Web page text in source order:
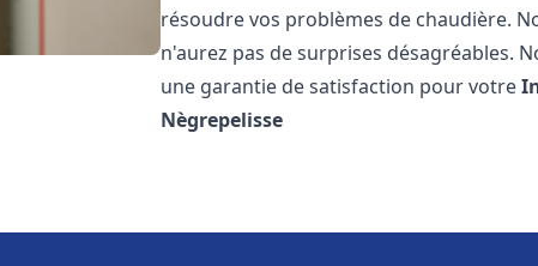
résoudre vos problèmes de chaudière.
n'aurez pas de surprises désagréables.
une garantie de satisfaction pour votre
Nègrepelisse